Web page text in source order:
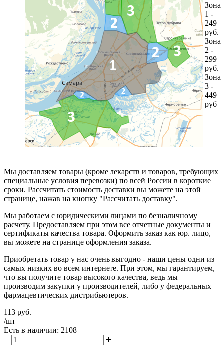
Зона
1 -
249
руб.
Зона
2 -
299
руб.
Зона
3 -
449
руб
Мы доставляем товары (кроме лекарств и товаров, требующих
специальные условия перевозки) по всей России в короткие
сроки. Рассчитать стоимость доставки вы можете на этой
странице, нажав на кнопку "Рассчитать доставку".
Мы работаем с юридическими лицами по безналичному
расчету. Предоставляем при этом все отчетные документы и
сертификаты качества товара. Оформить заказ как юр. лицо,
вы можете на странице оформления заказа.
Приобретать товар у нас очень выгодно - наши цены одни из
самых низких во всем интернете. При этом, мы гарантируем,
что вы получите товар высокого качества, ведь мы
производим закупки у производителей, либо у федеральных
фармацевтических дистрибьютеров.
113 руб.
/шт
Есть в наличии: 2108